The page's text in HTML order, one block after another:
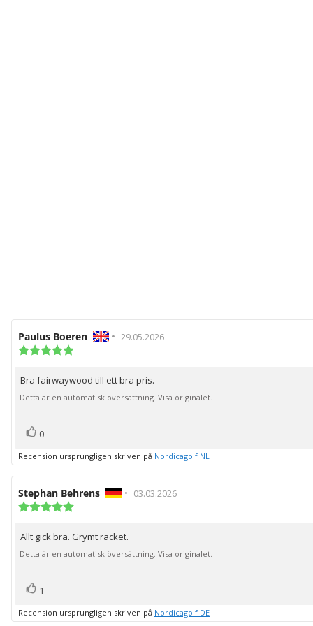
Recensionsförfattare:
Paulus Boeren • Recensionsdatum:
29.05.2026
5
stjärnor
Recensionstext:
Bra fairwaywood till ett bra pris.
Detta är en automatisk översättning. Visa originalet.
Rösta
0
Recension ursprungligen skriven på Nordicagolf NL
Recensionsförfattare:
Stephan Behrens • Recensionsdatum:
03.03.2026
5
stjärnor
Recensionstext:
Allt gick bra. Grymt racket.
Detta är en automatisk översättning. Visa originalet.
Rösta
1
Recension ursprungligen skriven på Nordicagolf DE